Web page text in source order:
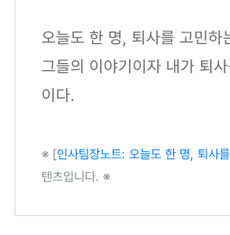
오늘도 한 명, 퇴사를 고민하
그들의 이야기이자 내가 퇴
이다.
※ [인사팀장노트: 오늘도 한 명, 퇴사
텐츠입니다. ※